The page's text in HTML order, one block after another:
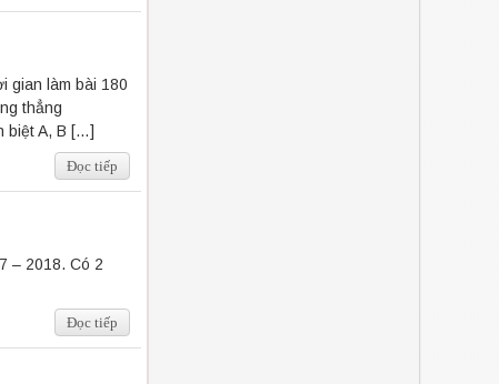
gian làm bài 180
thẳng
biệt A, B […]
Đọc tiếp
– 2018. Có 2
Đọc tiếp